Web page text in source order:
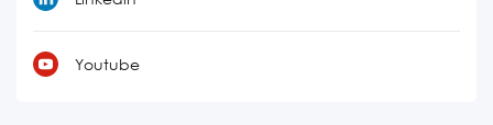
Youtube